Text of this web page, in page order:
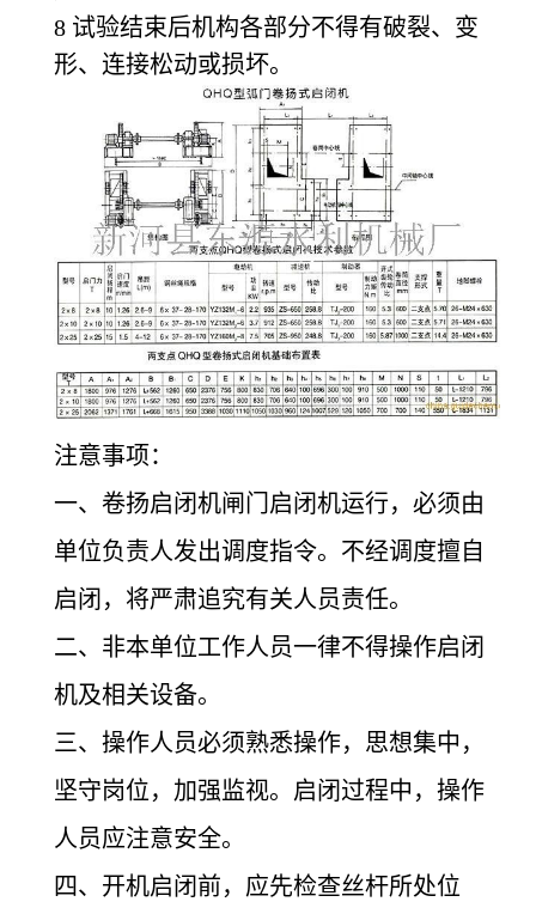
8 试验结束后机构各部分不得有破裂、变
形、连接松动或损坏。
注意事项：
一、卷扬启闭机闸门启闭机运行，必须由
单位负责人发出调度指令。不经调度擅自
启闭，将严肃追究有关人员责任。
二、非本单位工作人员一律不得操作启闭
机及相关设备。
三、操作人员必须熟悉操作，思想集中，
坚守岗位，加强监视。启闭过程中，操作
人员应注意安全。
四、开机启闭前，应先检查丝杆所处位